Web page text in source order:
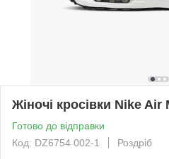
Жіночі кросівки Nike
Готово до відправки
Код: DZ6754 002-1
Роздріб